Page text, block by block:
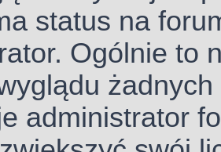
status na
Ogólnie to
administrator